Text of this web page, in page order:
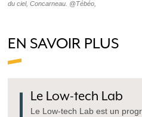
du ciel, Concarneau. @Tébéo,
EN SAVOIR PLUS
Le Low-tech Lab
Le Low-tech Lab est un